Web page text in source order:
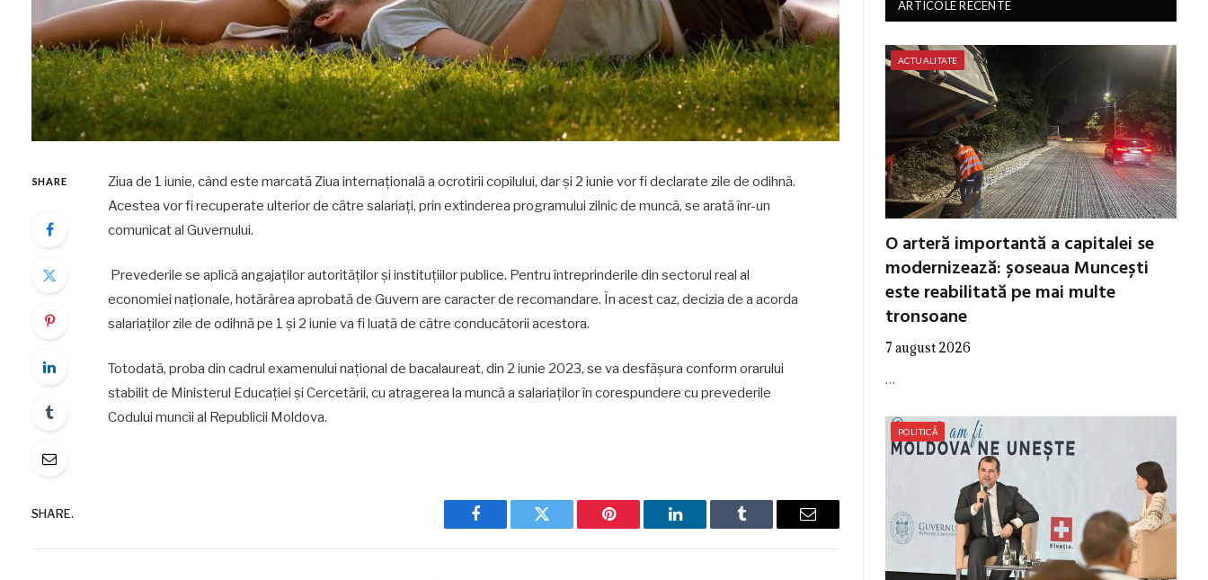
SHARE
Ziua de 1 iunie, când este marcată Ziua internațională a ocrotirii copilului, dar și 2 iunie vor fi declarate zile de odihnă.
Acestea vor fi recuperate ulterior de către salariați, prin extinderea programului zilnic de muncă, se arată înr-un
comunicat al Guvernului.
Prevederile se aplică angajaților autorităților și instituțiilor publice. Pentru întreprinderile din sectorul real al
economiei naționale, hotărârea aprobată de Guvern are caracter de recomandare. În acest caz, decizia de a acorda
salariaților zile de odihnă pe 1 și 2 iunie va fi luată de către conducătorii acestora.
Totodată, proba din cadrul examenului național de bacalaureat, din 2 iunie 2023, se va desfășura conform orarului
stabilit de Ministerul Educației și Cercetării, cu atragerea la muncă a salariaților în corespundere cu prevederile
Codului muncii al Republicii Moldova.
SHARE.
Facebook Twitter Pinterest LinkedIn Tumblr Email
ARTICOLE RECENTE
ACTUALITATE
O arteră importantă a capitalei se
modernizează: șoseaua Muncești
este reabilitată pe mai multe
tronsoane
7 august 2026
…
POLITICĂ